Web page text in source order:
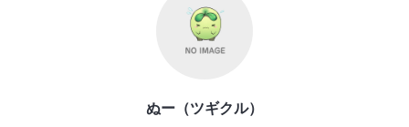
ぬー（ツギクル）